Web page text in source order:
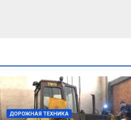
ДОРОЖНАЯ ТЕХНИКА